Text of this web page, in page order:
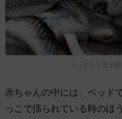
うっすらと目が開
赤ちゃんの中には、ベッド
っこで揺られている時のほ